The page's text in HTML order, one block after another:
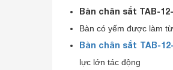
Bàn chân sắt TAB-
Bàn có yếm được làm
Bàn chân sắt TAB-
lực lớn tác động